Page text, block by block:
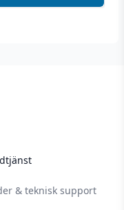
& teknisk support